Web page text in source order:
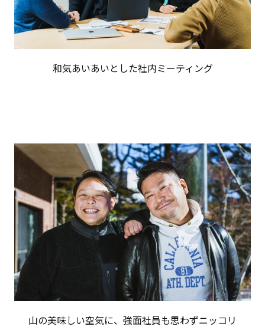
和気あいあいとした社内ミーティング
山の美味しい空気に、強面社員も思わずニッコリ